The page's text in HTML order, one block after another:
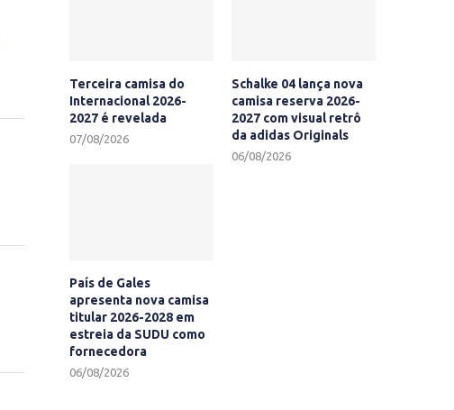
Terceira camisa do
Internacional 2026-
2027 é revelada
07/08/2026
Schalke 04 lança nova
camisa reserva 2026-
2027 com visual retrô
da adidas Originals
06/08/2026
País de Gales
apresenta nova camisa
titular 2026-2028 em
estreia da SUDU como
fornecedora
06/08/2026